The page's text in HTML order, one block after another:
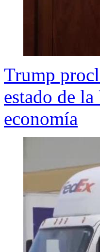
Trump
estado de
economía